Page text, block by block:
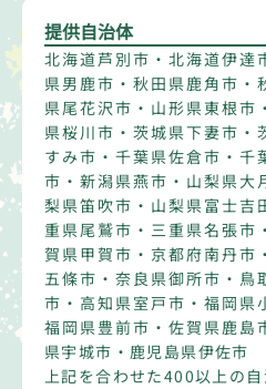
提供自治体
北海道芦別市・北海道伊達
県男鹿市・秋田県鹿角市・
県尾花沢市・山形県東根市
県桜川市・茨城県下妻市・
すみ市・千葉県佐倉市・千
市・新潟県燕市・山梨県大
梨県笛吹市・山梨県富士吉
重県尾鷲市・三重県名張市
賀県甲賀市・京都府南丹市
五條市・奈良県御所市・鳥
市・高知県室戸市・福岡県
福岡県豊前市・佐賀県鹿島
県宇城市・鹿児島県伊佐市
上記を合わせた400以上の自